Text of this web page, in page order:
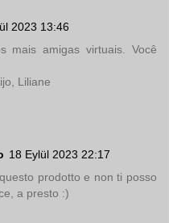
2023 13:46
mais amigas virtuais. Você
Liliane
18 Eylül 2023 22:17
prodotto e non ti posso
a presto :)